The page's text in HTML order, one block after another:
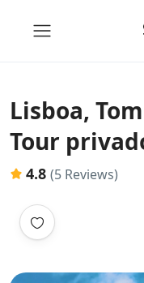
Lisboa,
Tour
4.8 (5 Reviews)